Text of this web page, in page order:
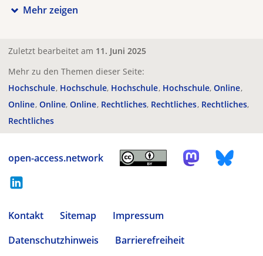
Mehr zeigen
Zuletzt bearbeitet am 11. Juni 2025
Mehr zu den Themen dieser Seite:
Hochschule Hochschule Hochschule Hochschule Online
Online Online Online Rechtliches Rechtliches Rechtliches
Rechtliches
open-access.network
Kontakt Sitemap
Impressum
Datenschutzhinweis
Barrierefreiheit